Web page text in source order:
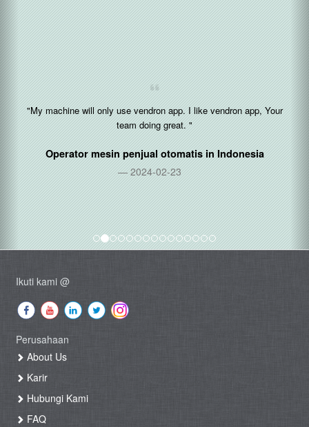
"My machine will only use vendron app. I like vendron app, Your
team doing great. "
Operator mesin penjual otomatis inIndonesia
2024-02-23
Ikuti kami @
Perusahaan
About Us
Karir
Hubungi Kami
FAQ